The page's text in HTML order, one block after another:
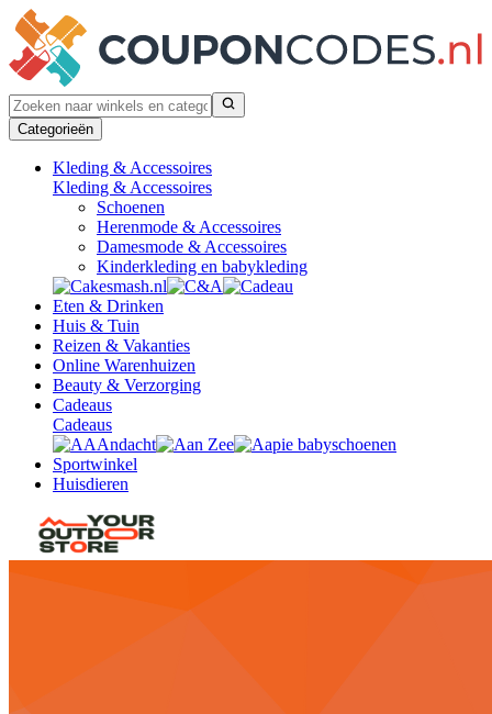
Categorieën
Kleding & Accessoires
Kleding & Accessoires
Schoenen
Herenmode & Accessoires
Damesmode & Accessoires
Kinderkleding en babykleding
Eten & Drinken
Huis & Tuin
Reizen & Vakanties
Online Warenhuizen
Beauty & Verzorging
Cadeaus
Cadeaus
Sportwinkel
Huisdieren